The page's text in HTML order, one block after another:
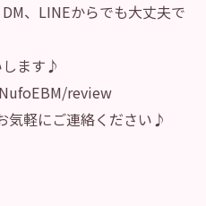
、LINEからでも大丈夫で
します♪
review
気軽にご連絡ください♪